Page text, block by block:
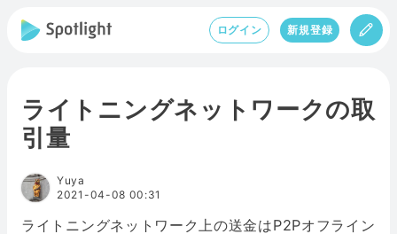
ログイン 新規登録
ライトニングネットワークの取
引量
Yuya
2021-04-08 00:31
ライトニングネットワーク上の送金はP2Pオフライン